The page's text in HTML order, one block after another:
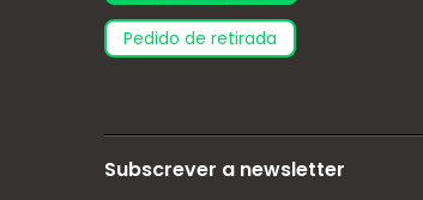
pedido de retirada
Subscrever a newsletter